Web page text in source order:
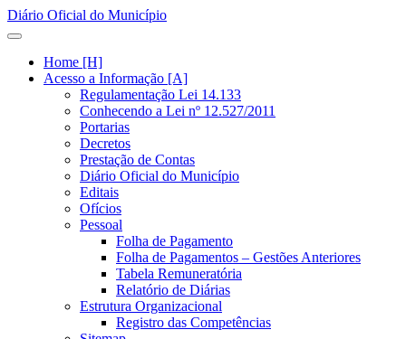
Diário Oficial do Município
Home [H]
Acesso a Informação [A]
Regulamentação Lei 14.133
Conhecendo a Lei nº 12.527/2011
Portarias
Decretos
Prestação de Contas
Diário Oficial do Município
Editais
Ofícios
Pessoal
Folha de Pagamento
Folha de Pagamentos – Gestões Anteriores
Tabela Remuneratória
Relatório de Diárias
Estrutura Organizacional
Registro das Competências